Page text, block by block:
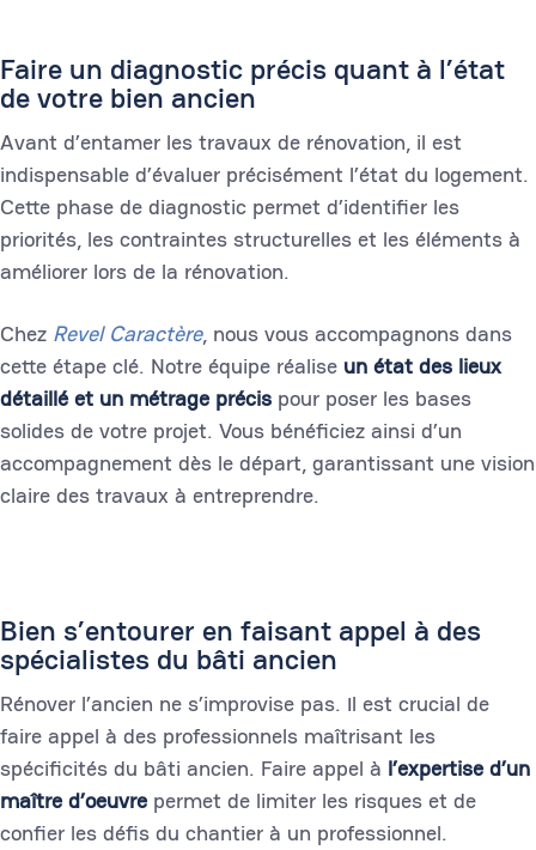
Faire un diagnostic précis quant à l’état
de votre bien ancien
Avant d’entamer les travaux de rénovation, il est
indispensable d’évaluer précisément l’état du logement.
Cette phase de diagnostic permet d’identifier les
priorités, les contraintes structurelles et les éléments à
améliorer lors de la rénovation.
Chez Revel Caractère, nous vous accompagnons dans
cette étape clé. Notre équipe réalise un état des lieux
détaillé et un métrage précis pour poser les bases
solides de votre projet. Vous bénéficiez ainsi d’un
accompagnement dès le départ, garantissant une vision
claire des travaux à entreprendre.
Bien s’entourer en faisant appel à des
spécialistes du bâti ancien
Rénover l’ancien ne s’improvise pas. Il est crucial de
faire appel à des professionnels maîtrisant les
spécificités du bâti ancien. Faire appel à l’expertise d’un
maître d’oeuvrepermet de limiter les risques et de
confier les défis du chantier à un professionnel.